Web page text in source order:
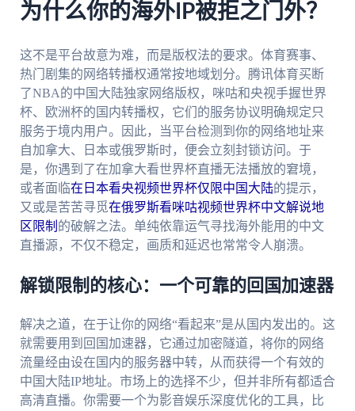
为什么你的海外IP被拒之门外？
这不是平台故意为难，而是版权法的要求。体育赛事、
热门剧集的网络转播权通常按地域划分。腾讯体育买断
了NBA的中国大陆独家网络版权，咪咕和央视手握世界
杯、欧洲杯的国内转播权，它们的服务协议明确规定只
服务于境内用户。因此，当平台检测到你的网络地址来
自加拿大、日本或俄罗斯时，便会立刻封锁访问。于
是，你遇到了在加拿大看世界杯直播无法播放的窘境，
或者面临在日本看央视频世界杯仅限中国大陆的提示，
又或是苦苦寻觅在俄罗斯看咪咕视频世界杯中文解说地
区限制 的破解之法。单纯依靠运气寻找海外能用的中文
直播源，不仅不稳定，画质和延迟也常常令人崩溃。
解锁限制的核心：一个可靠的回国加速器
解决之道，在于让你的网络“看起来”是从国内发出的。这
就需要用到回国加速器，它通过加密隧道，将你的网络
流量经由设在国内的服务器中转，从而获得一个有效的
中国大陆IP地址。市场上的选择不少，但并非所有都适合
高清直播。你需要一个为影音娱乐深度优化的工具，比